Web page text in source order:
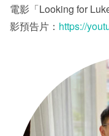
電影「Looking for
影預告片： https://